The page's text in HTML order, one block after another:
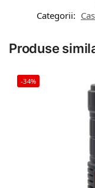
Categorii:
Produse
-34%